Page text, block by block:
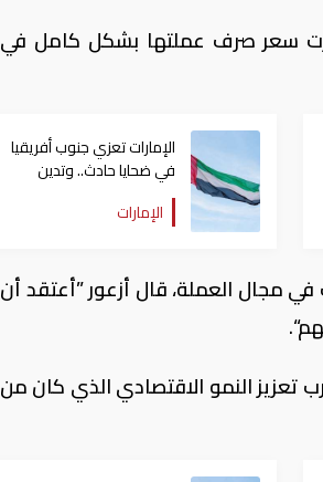
سعر صرف عملتها بشكل كامل في
الإمارات تعزي جنوب أفريقيا
في ضحايا حادث.. وتدين
الهجوم العدواني على
الكويت
الإمارات
مجال العملة، قال أزعور ”أعتقد أن
النمو الاقتصادي الذي كان من